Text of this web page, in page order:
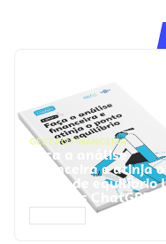
GESTÃO FINANCEIRA
Faça a análise
financeira e atinja o
ponto de equilíbrio |
Prompts ChatGPT